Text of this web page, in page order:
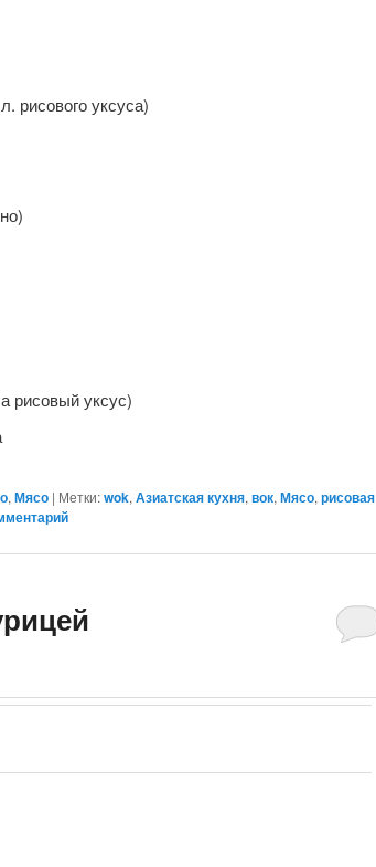
рисового уксуса)
рисовый уксус)
, Мясо | Метки:wok, Азиатская кухня, вок, Мясо, рисовая